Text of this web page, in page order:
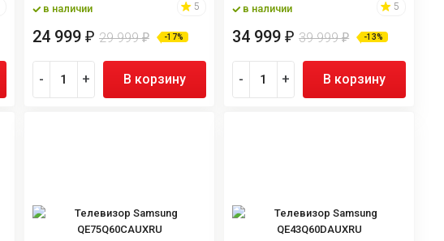
в наличии 5
24 999₽ 29 999₽ -17%
- + В корзину
в наличии 5
34 999₽ 39 999₽ -13%
- + В корзину